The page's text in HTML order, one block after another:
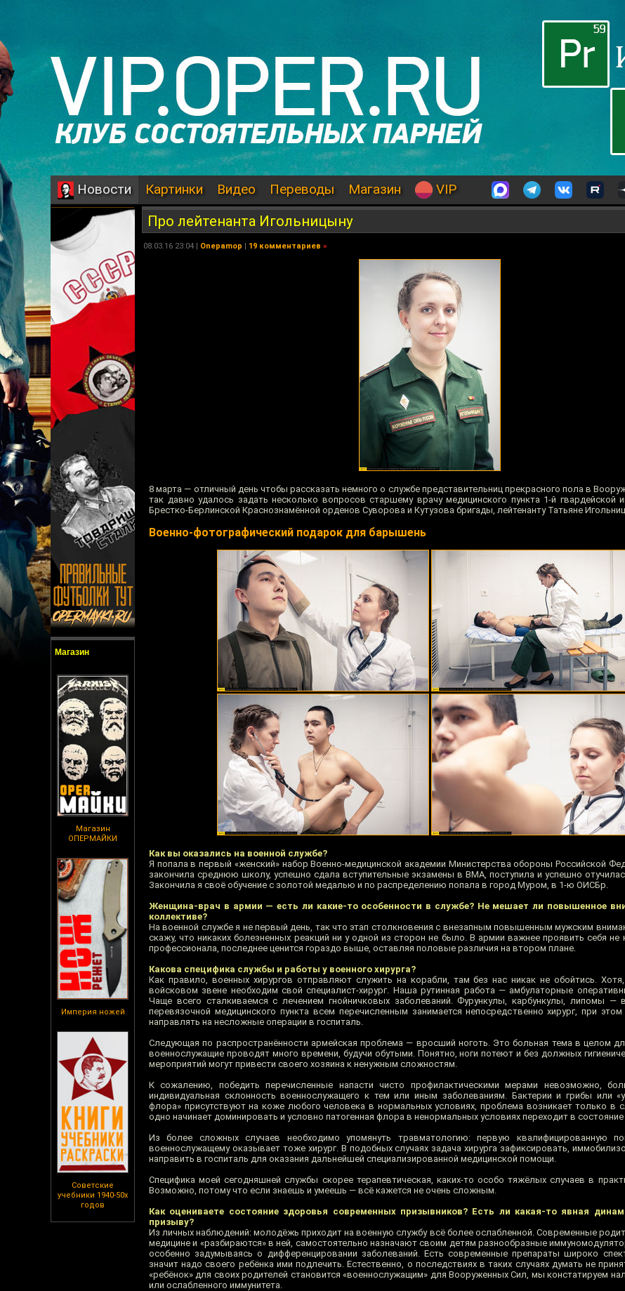
Новости Картинки Видео Переводы Магазин VIP
Магазин
Магазин
ОПЕРМАЙКИ
Империя ножей
Советские
учебники 1940-50х
годов
Про лейтенанта Игольницыну
08.03.16 23:04 | Onepamop | 19 комментариев »
8 марта — отличный день чтобы рассказать немного о службе представительниц прекрасного пола в
так давно удалось задать несколько вопросов старшему врачу медицинского пункта 1-й гвардейской
Брестко-Берлинской Краснознамённой орденов Суворова и Кутузова бригады, лейтенанту Татьяне
Военно-фотографический подарок для барышень
Как вы оказались на военной службе?
Я попала в первый «женский» набор Военно-медицинской академии Министерства обороны Российской
закончила среднюю школу, успешно сдала вступительные экзамены в ВМА, поступила и успешно
Закончила я своё обучение с золотой медалью и по распределению попала в город Муром, в 1-ю ОИСБр.
Женщина-врач в армии — есть ли какие-то особенности в службе? Не мешает ли повышенное
коллективе?
На военной службе я не первый день, так что этап столкновения с внезапным повышенным мужским
скажу, что никаких болезненных реакций ни у одной из сторон не было. В армии важнее проявить себя
профессионала, последнее ценится гораздо выше, оставляя половые различия на втором плане.
Какова специфика службы и работы у военного хирурга?
Как правило, военных хирургов отправляют служить на корабли, там без нас никак не обойтись.
войсковом звене необходим свой специалист-хирург. Наша рутинная работа — амбулаторные
Чаще всего сталкиваемся с лечением гнойничковых заболеваний. Фурункулы, карбункулы, липомы —
перевязочной медицинского пункта всем перечисленным занимается непосредственно хирург, при
направлять на несложные операции в госпиталь.
Следующая по распространённости армейская проблема — вросший ноготь. Это больная тема в целом
военнослужащие проводят много времени, будучи обутыми. Понятно, ноги потеют и без должных
мероприятий могут привести своего хозяина к ненужным сложностям.
К сожалению, победить перечисленные напасти чисто профилактическими мерами невозможно,
индивидуальная склонность военнослужащего к тем или иным заболеваниям. Бактерии и грибы или
флора» присутствуют на коже любого человека в нормальных условиях, проблема возникает только в
одно начинает доминировать и условно патогенная флора в ненормальных условиях переходит в состояние
Из более сложных случаев необходимо упомянуть травматологию: первую квалифицированную
военнослужащему оказывает тоже хирург. В подобных случаях задача хирурга зафиксировать,
направить в госпиталь для оказания дальнейшей специализированной медицинской помощи.
Специфика моей сегодняшней службы скорее терапевтическая, каких-то особо тяжёлых случаев в
Возможно, потому что если знаешь и умеешь — всё кажется не очень сложным.
Как оцениваете состояние здоровья современных призывников? Есть ли какая-то явная
призыву?
Из личных наблюдений: молодёжь приходит на военную службу всё более ослабленной. Современные
медицине и «разбираются» в ней, самостоятельно назначают своим детям разнообразные
особенно задумываясь о дифференцировании заболеваний. Есть современные препараты широко
значит надо своего ребёнка ими подлечить. Естественно, о последствиях в таких случаях думать не
«ребёнок» для своих родителей становится «военнослужащим» для Вооруженных Сил, мы констатируем
или ослабленного иммунитета.